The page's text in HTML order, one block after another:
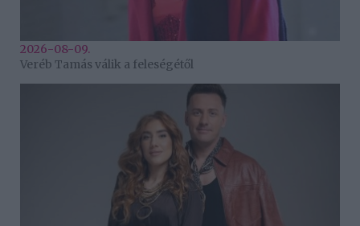
2026-08-09.
Veréb Tamás válik a feleségétől